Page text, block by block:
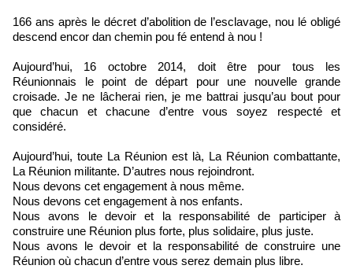
166 ans après le décret d’abolition de l’esclavage, nou lé obligé
descend encor dan chemin pou fé entend à nou !
Aujourd’hui, 16 octobre 2014, doit être pour tous les
Réunionnais le point de départ pour une nouvelle grande
croisade. Je ne lâcherai rien, je me battrai jusqu’au bout pour
que chacun et chacune d’entre vous soyez respecté et
considéré.
Aujourd’hui, toute La Réunion est là, La Réunion combattante,
La Réunion militante. D’autres nous rejoindront.
Nous devons cet engagement à nous même.
Nous devons cet engagement à nos enfants.
Nous avons le devoir et la responsabilité de participer à
construire une Réunion plus forte, plus solidaire, plus juste.
Nous avons le devoir et la responsabilité de construire une
Réunion où chacun d’entre vous serez demain plus libre.